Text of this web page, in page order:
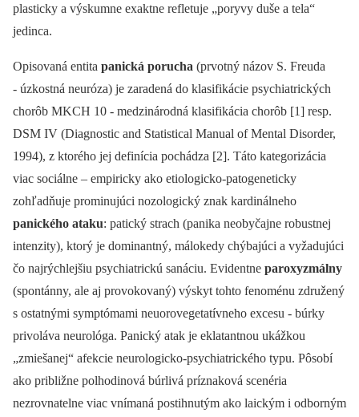
plasticky a výskumne exaktne refletuje „poryvy duše a tela“
jedinca.
Opisovaná entita panická porucha (prvotný názov S. Freuda
-⁠ úzkostná neuróza) je zaradená do klasifikácie psychiatrických
chorôb MKCH 10 -⁠ medzinárodná klasifikácia chorôb [1] resp.
DSM IV (Diagnostic and Statistical Manual of Mental Disorder,
1994), z ktorého jej definícia pochádza [2]. Táto kategorizácia
viac sociálne –⁠ empiricky ako etiologicko-patogeneticky
zohľadňuje prominujúci nozologický znak kardinálneho
panického ataku: patický strach (panika neobyčajne robustnej
intenzity), ktorý je dominantný, málokedy chýbajúci a vyžadujúci
čo najrýchlejšiu psychiatrickú sanáciu. Evidentne paroxyzmálny
(spontánny, ale aj provokovaný) výskyt tohto fenoménu združený
s ostatnými symptómami neuorovegetatívneho excesu -⁠ búrky
privoláva neurológa. Panický atak je eklatantnou ukážkou
„zmiešanej“ afekcie neurologicko-psychiatrického typu. Pôsobí
ako približne polhodinová búrlivá príznaková scenéria
nezrovnatelne viac vnímaná postihnutým ako laickým i odborným